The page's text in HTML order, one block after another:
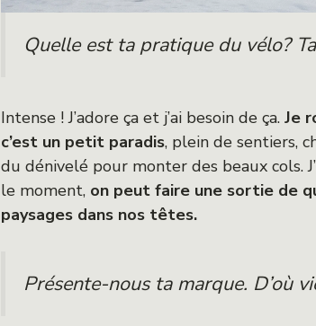
Quelle est ta pratique du vélo?
Intense ! J’adore ça et j’ai besoin de ça. Je
c’est un petit paradis, plein de sentiers,
du dénivelé pour monter des beaux cols.
le moment, on peut faire une sortie de
paysages dans nos têtes.
Présente-nous ta marque. D’où